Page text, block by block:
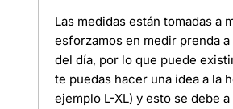
Las medidas están tomadas a
esforzamos en medir prenda
del día, por lo que puede
te puedas hacer una idea a la
ejemplo L-XL) y esto se debe